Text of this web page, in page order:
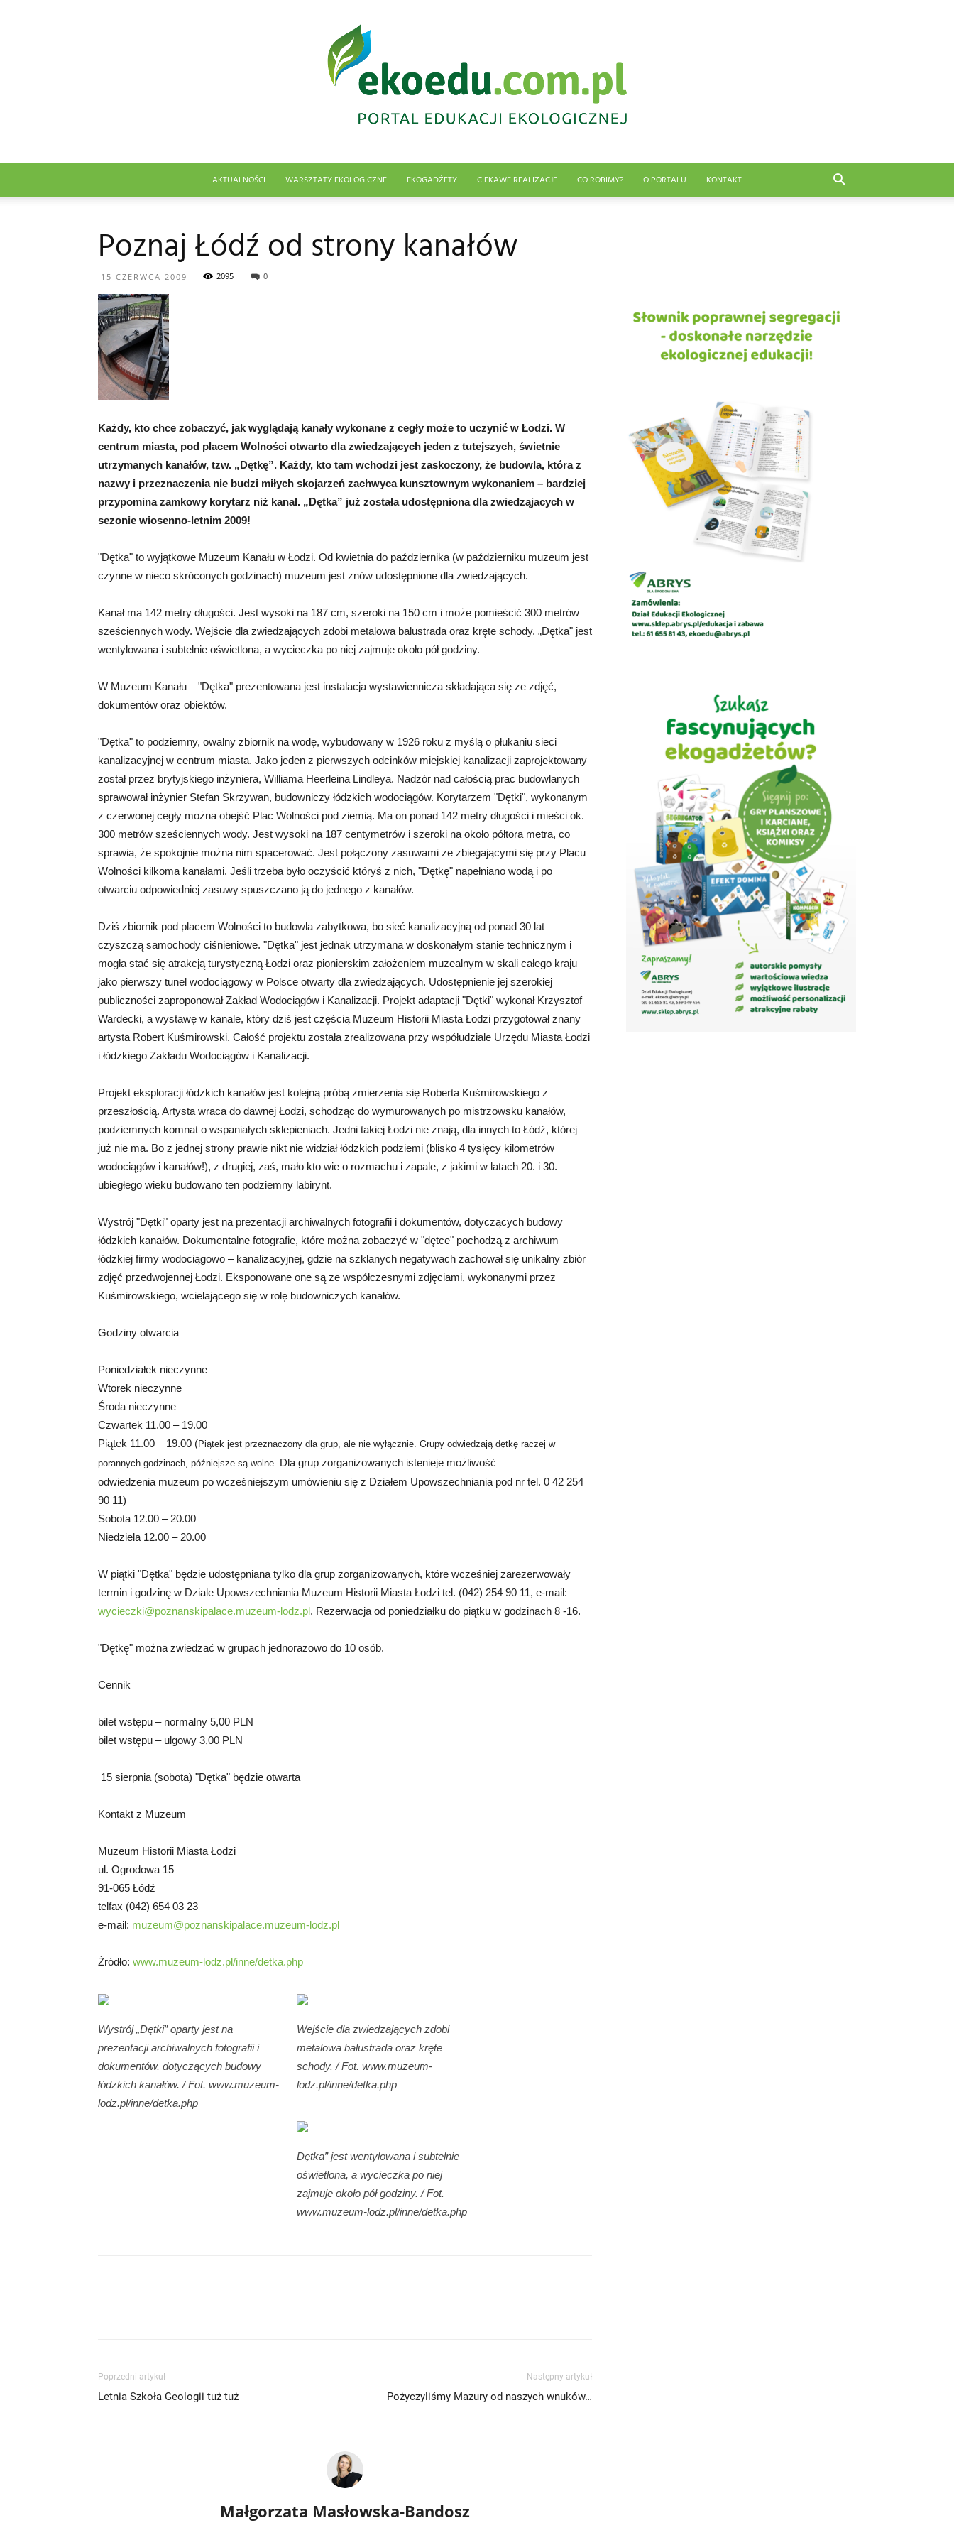
AKTUALNOŚCI WARSZTATY EKOLOGICZNE EKOGADŻETY CIEKAWE REALIZACJE CO ROBIMY? O PORTALU KONTAKT
Poznaj Łódź od strony kanałów
15 CZERWCA 2009 2095 0
Każdy, kto chce zobaczyć, jak wyglądają kanały wykonane z cegły może to uczynić w Łodzi. W
centrum miasta, pod placem Wolności otwarto dla zwiedzających jeden z tutejszych, świetnie
utrzymanych kanałów, tzw. „Dętkę”. Każdy, kto tam wchodzi jest zaskoczony, że budowla, która z
nazwy i przeznaczenia nie budzi miłych skojarzeń zachwyca kunsztownym wykonaniem – bardziej
przypomina zamkowy korytarz niż kanał. „Dętka” już została udostępniona dla zwiedząjacych w
sezonie wiosenno-letnim 2009!
"Dętka" to wyjątkowe Muzeum Kanału w Łodzi. Od kwietnia do października (w październiku muzeum jest
czynne w nieco skróconych godzinach) muzeum jest znów udostępnione dla zwiedzających.
Kanał ma 142 metry długości. Jest wysoki na 187 cm, szeroki na 150 cm i może pomieścić 300 metrów
sześciennych wody. Wejście dla zwiedzających zdobi metalowa balustrada oraz kręte schody. „Dętka" jest
wentylowana i subtelnie oświetlona, a wycieczka po niej zajmuje około pół godziny.
W Muzeum Kanału – "Dętka" prezentowana jest instalacja wystawiennicza składająca się ze zdjęć,
dokumentów oraz obiektów.
"Dętka" to podziemny, owalny zbiornik na wodę, wybudowany w 1926 roku z myślą o płukaniu sieci
kanalizacyjnej w centrum miasta. Jako jeden z pierwszych odcinków miejskiej kanalizacji zaprojektowany
został przez brytyjskiego inżyniera, Williama Heerleina Lindleya. Nadzór nad całością prac budowlanych
sprawował inżynier Stefan Skrzywan, budowniczy łódzkich wodociągów. Korytarzem "Dętki", wykonanym
z czerwonej cegły można obejść Plac Wolności pod ziemią. Ma on ponad 142 metry długości i mieści ok.
300 metrów sześciennych wody. Jest wysoki na 187 centymetrów i szeroki na około półtora metra, co
sprawia, że spokojnie można nim spacerować. Jest połączony zasuwami ze zbiegającymi się przy Placu
Wolności kilkoma kanałami. Jeśli trzeba było oczyścić któryś z nich, "Dętkę" napełniano wodą i po
otwarciu odpowiedniej zasuwy spuszczano ją do jednego z kanałów.
Dziś zbiornik pod placem Wolności to budowla zabytkowa, bo sieć kanalizacyjną od ponad 30 lat
czyszczą samochody ciśnieniowe. "Dętka" jest jednak utrzymana w doskonałym stanie technicznym i
mogła stać się atrakcją turystyczną Łodzi oraz pionierskim założeniem muzealnym w skali całego kraju
jako pierwszy tunel wodociągowy w Polsce otwarty dla zwiedzających. Udostępnienie jej szerokiej
publiczności zaproponował Zakład Wodociągów i Kanalizacji. Projekt adaptacji "Dętki" wykonał Krzysztof
Wardecki, a wystawę w kanale, który dziś jest częścią Muzeum Historii Miasta Łodzi przygotował znany
artysta Robert Kuśmirowski. Całość projektu została zrealizowana przy współudziale Urzędu Miasta Łodzi
i łódzkiego Zakładu Wodociągów i Kanalizacji.
Projekt eksploracji łódzkich kanałów jest kolejną próbą zmierzenia się Roberta Kuśmirowskiego z
przeszłością. Artysta wraca do dawnej Łodzi, schodząc do wymurowanych po mistrzowsku kanałów,
podziemnych komnat o wspaniałych sklepieniach. Jedni takiej Łodzi nie znają, dla innych to Łódź, której
już nie ma. Bo z jednej strony prawie nikt nie widział łódzkich podziemi (blisko 4 tysięcy kilometrów
wodociągów i kanałów!), z drugiej, zaś, mało kto wie o rozmachu i zapale, z jakimi w latach 20. i 30.
ubiegłego wieku budowano ten podziemny labirynt.
Wystrój "Dętki" oparty jest na prezentacji archiwalnych fotografii i dokumentów, dotyczących budowy
łódzkich kanałów. Dokumentalne fotografie, które można zobaczyć w "dętce" pochodzą z archiwum
łódzkiej firmy wodociągowo – kanalizacyjnej, gdzie na szklanych negatywach zachował się unikalny zbiór
zdjęć przedwojennej Łodzi. Eksponowane one są ze współczesnymi zdjęciami, wykonanymi przez
Kuśmirowskiego, wcielającego się w rolę budowniczych kanałów.
Godziny otwarcia
Poniedziałek nieczynne
Wtorek nieczynne
Środa nieczynne
Czwartek 11.00 – 19.00
Piątek 11.00 – 19.00 (Piątek jest przeznaczony dla grup, ale nie wyłącznie. Grupy odwiedzają dętkę raczej w
porannych godzinach, późniejsze są wolne. Dla grup zorganizowanych istenieje możliwość
odwiedzenia muzeum po wcześniejszym umówieniu się z Działem Upowszechniania pod nr tel. 0 42 254
90 11)
Sobota 12.00 – 20.00
Niedziela 12.00 – 20.00
W piątki "Dętka" będzie udostępniana tylko dla grup zorganizowanych, które wcześniej zarezerwowały
termin i godzinę w Dziale Upowszechniania Muzeum Historii Miasta Łodzi tel. (042) 254 90 11, e-mail:
wycieczki@poznanskipalace.muzeum-lodz.pl. Rezerwacja od poniedziałku do piątku w godzinach 8 -16.
"Dętkę" można zwiedzać w grupach jednorazowo do 10 osób.
Cennik
bilet wstępu – normalny 5,00 PLN
bilet wstępu – ulgowy 3,00 PLN
15 sierpnia (sobota) "Dętka" będzie otwarta
Kontakt z Muzeum
Muzeum Historii Miasta Łodzi
ul. Ogrodowa 15
91-065 Łódź
telfax (042) 654 03 23
e-mail: muzeum@poznanskipalace.muzeum-lodz.pl
Źródło: www.muzeum-lodz.pl/inne/detka.php
Wystrój „Dętki” oparty jest na
prezentacji archiwalnych fotografii i
dokumentów, dotyczących budowy
łódzkich kanałów. / Fot. www.muzeum-
lodz.pl/inne/detka.php
Wejście dla zwiedzających zdobi
metalowa balustrada oraz kręte
schody. / Fot. www.muzeum-
lodz.pl/inne/detka.php
Dętka” jest wentylowana i subtelnie
oświetlona, a wycieczka po niej
zajmuje około pół godziny. / Fot.
www.muzeum-lodz.pl/inne/detka.php
Poprzedni artykuł
Letnia Szkoła Geologii tuż tuż
Następny artykuł
Pożyczyliśmy Mazury od naszych wnuków…
Małgorzata Masłowska-Bandosz